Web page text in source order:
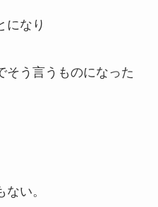
になり
そう言うものになった
い。